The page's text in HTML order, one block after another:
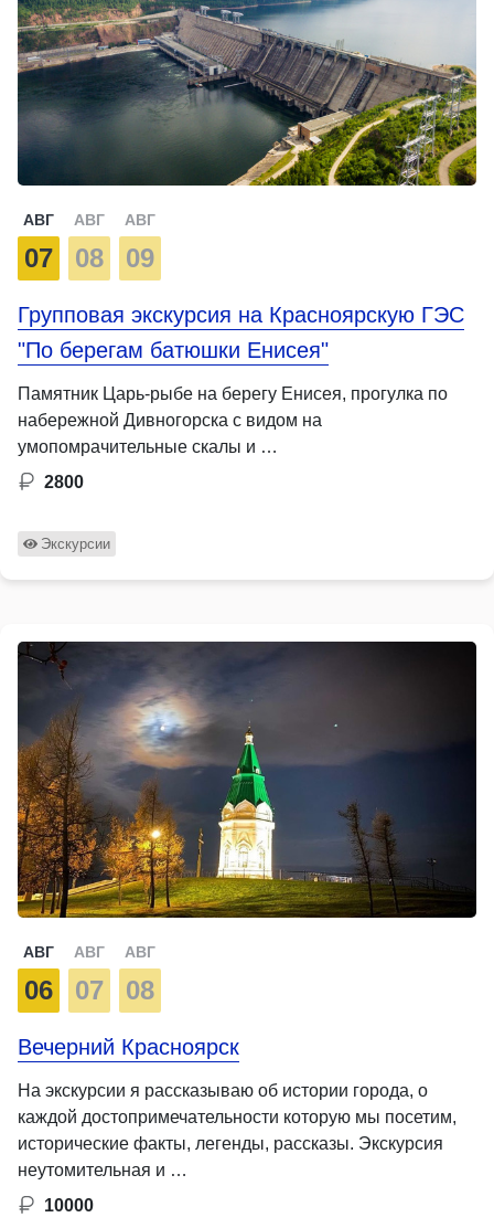
АВГ
07
АВГ
08
АВГ
09
Групповая экскурсия на Красноярскую ГЭС
"По берегам батюшки Енисея"
Памятник Царь-рыбе на берегу Енисея, прогулка по
набережной Дивногорска с видом на
умопомрачительные скалы и …
2800
Экскурсии
АВГ
06
АВГ
07
АВГ
08
Вечерний Красноярск
На экскурсии я рассказываю об истории города, о
каждой достопримечательности которую мы посетим,
исторические факты, легенды, рассказы. Экскурсия
неутомительная и …
10000